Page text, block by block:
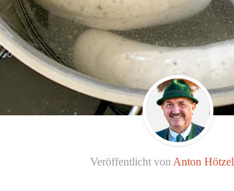
Veröffentlicht von Anton